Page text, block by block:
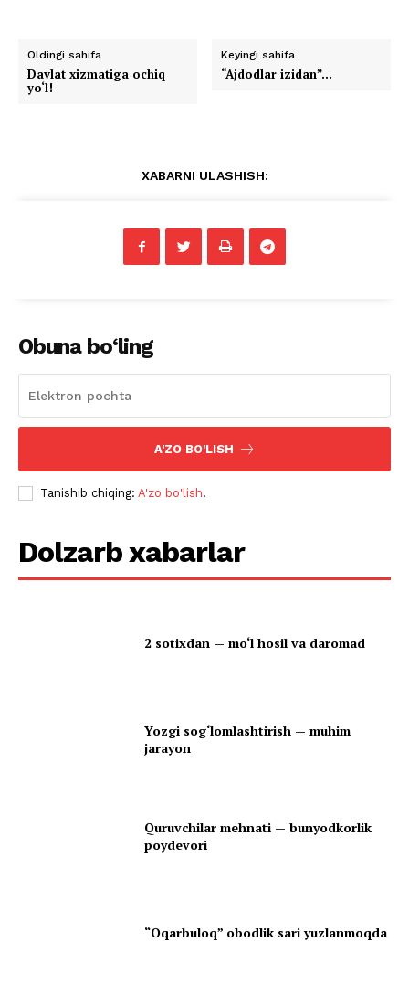
Oldingi sahifa
Davlat xizmatiga ochiq
yo‘l!
Keyingi sahifa
“Ajdodlar izidan”…
XABARNI ULASHISH:
Obuna bo‘ling
A'ZO BO'LISH
Tanishib chiqing: A'zo bo'lish.
Dolzarb xabarlar
2 sotixdan — mo‘l hosil va daromad
Yozgi sog‘lomlashtirish — muhim
jarayon
Quruvchilar mehnati — bunyodkorlik
poydevori
“Oqarbuloq” obodlik sari yuzlanmoqda